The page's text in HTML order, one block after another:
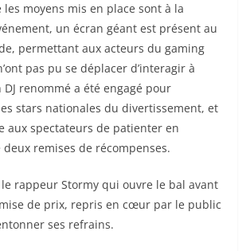
moyens mis en place sont à la
un écran géant est présent au
permettant aux acteurs du gaming
pas pu se déplacer d’interagir à
renommé a été engagé pour
stars nationales du divertissement, et
aux spectateurs de patienter en
remises de récompenses.
le rappeur Stormy qui ouvre le bal avant
de prix, repris en cœur par le public
ses refrains.